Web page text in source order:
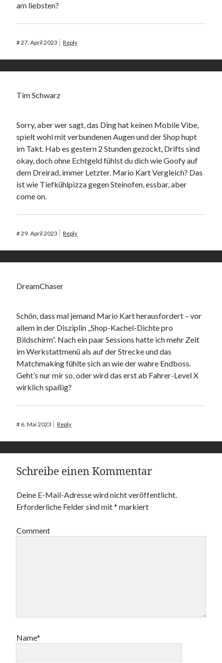
am liebsten?
#27. April 2023 Reply
Tim Schwarz
Sorry, aber wer sagt, das Ding hat keinen Mobile Vibe,
spielt wohl mit verbundenen Augen und der Shop hupt
im Takt. Hab es gestern 2 Stunden gezockt, Drifts sind
okay, doch ohne Echtgeld fühlst du dich wie Goofy auf
dem Dreirad, immer Letzter. Mario Kart Vergleich? Das
ist wie Tiefkühlpizza gegen Steinofen, essbar, aber
come on.
#29. April 2023 Reply
DreamChaser
Schön, dass mal jemand Mario Kart herausfordert – vor
allem in der Disziplin „Shop-Kachel-Dichte pro
Bildschirm“. Nach ein paar Sessions hatte ich mehr Zeit
im Werkstattmenü als auf der Strecke und das
Matchmaking fühlte sich an wie der wahre Endboss.
Geht’s nur mir so, oder wird das erst ab Fahrer-Level X
wirklich spaßig?
# 6. Mai 2023 Reply
Schreibe einen Kommentar
Deine E-Mail-Adresse wird nicht veröffentlicht.
Erforderliche Felder sind mit* markiert
Comment
Name*